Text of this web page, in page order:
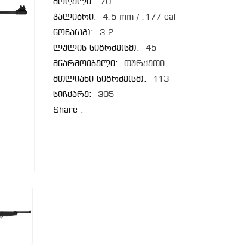
მოდელი:
70
კალიბრი:
4.5 mm / .177 cal
წონა(კგ):
3.2
ლულის სიგრძე(სმ):
45
მწარმოებელი:
თურქეთი
მთლიანი სიგრძე(სმ):
113
სიჩქარე:
305
Share :